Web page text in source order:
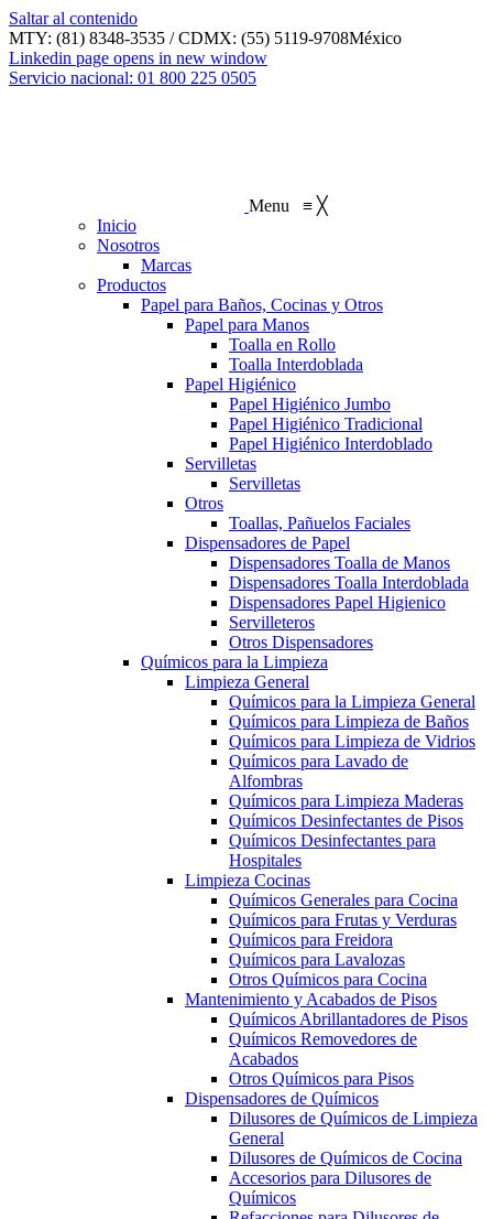
Saltar al contenido
MTY: (81) 8348-3535 / CDMX: (55) 5119-9708México
Linkedin page opens in new window
Servicio nacional: 01 800 225 0505
Menu ≡ ╳
Inicio
Nosotros
Marcas
Productos
Papel para Baños, Cocinas y Otros
Papel para Manos
Toalla en Rollo
Toalla Interdoblada
Papel Higiénico
Papel Higiénico Jumbo
Papel Higiénico Tradicional
Papel Higiénico Interdoblado
Servilletas
Servilletas
Otros
Toallas, Pañuelos Faciales
Dispensadores de Papel
Dispensadores Toalla de Manos
Dispensadores Toalla Interdoblada
Dispensadores Papel Higienico
Servilleteros
Otros Dispensadores
Químicos para la Limpieza
Limpieza General
Químicos para la Limpieza General
Químicos para Limpieza de Baños
Químicos para Limpieza de Vidrios
Químicos para Lavado de
Alfombras
Químicos para Limpieza Maderas
Químicos Desinfectantes de Pisos
Químicos Desinfectantes para
Hospitales
Limpieza Cocinas
Químicos Generales para Cocina
Químicos para Frutas y Verduras
Químicos para Freidora
Químicos para Lavalozas
Otros Químicos para Cocina
Mantenimiento y Acabados de Pisos
Químicos Abrillantadores de Pisos
Químicos Removedores de
Acabados
Otros Químicos para Pisos
Dispensadores de Químicos
Dilusores de Químicos de Limpieza
General
Dilusores de Químicos de Cocina
Accesorios para Dilusores de
Químicos